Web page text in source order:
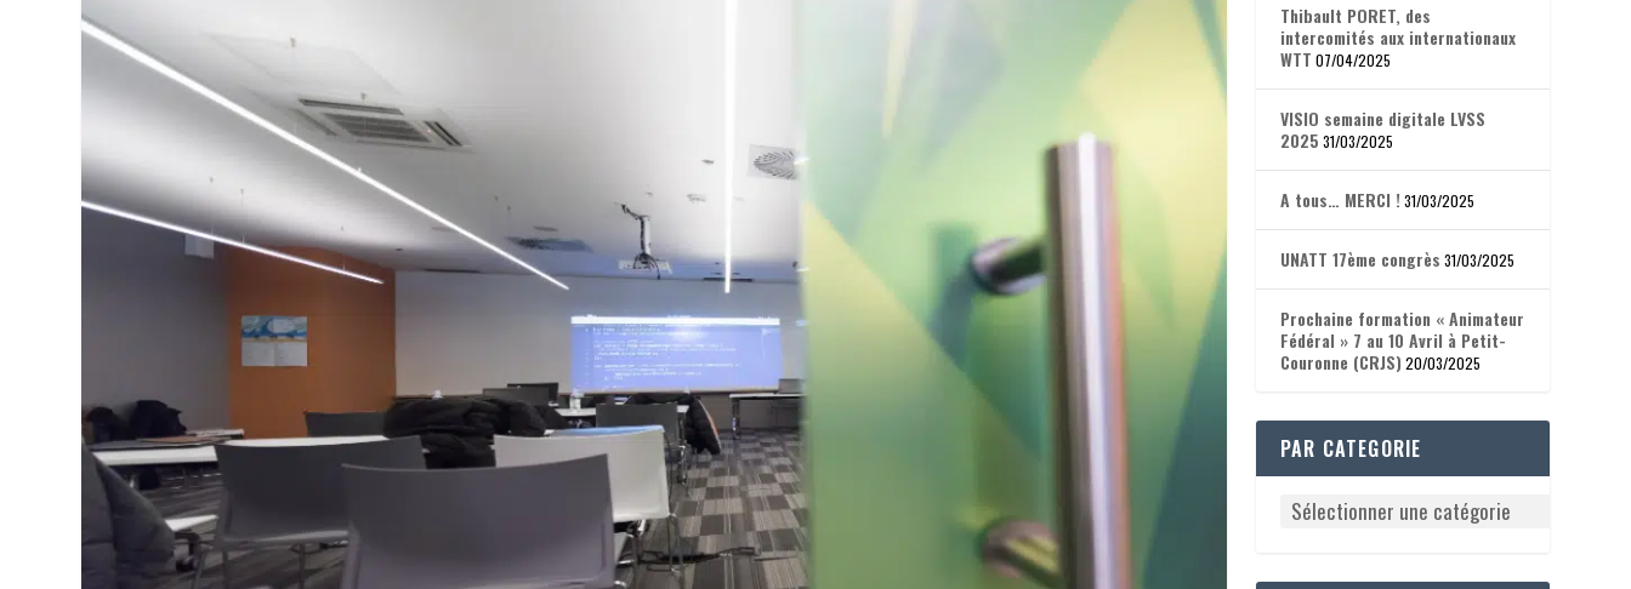
Thibault PORET, des
intercomités aux internationaux
WTT 07/04/2025
VISIO semaine digitale LVSS
2025 31/03/2025
A tous… MERCI !31/03/2025
UNATT 17ème congrès 31/03/2025
Prochaine formation « Animateur
Fédéral » 7 au 10 Avril à Petit-
Couronne (CRJS) 20/03/2025
PAR CATEGORIE